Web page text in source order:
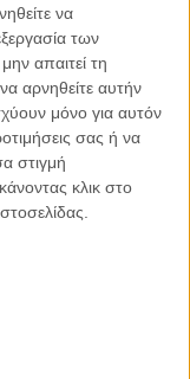
να
των
απαιτεί τη
αρνηθείτε αυτήν
μόνο για αυτόν
σας ή να
στιγμή
κλικ στο